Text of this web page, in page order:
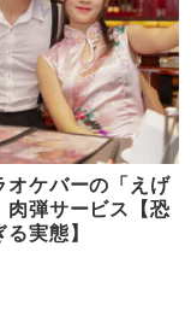
オケバーの「えげ
肉弾サービス【恐
実態】